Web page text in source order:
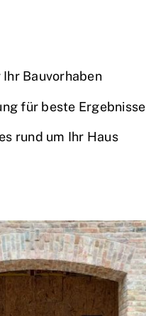
Bauvorhaben
für beste Ergebnisse
rund um Ihr Haus